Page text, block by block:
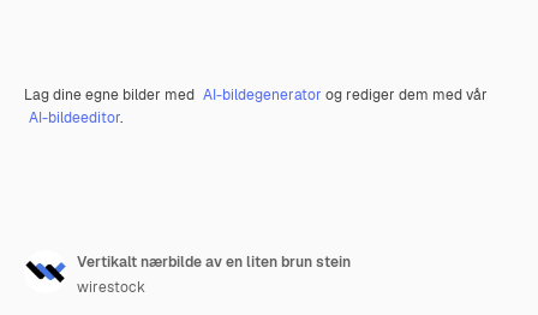
Lag dine egne bilder med AI-bildegenerator og rediger dem med vår
AI-bildeeditor.
Vertikalt nærbilde av en liten brun stein
wirestock